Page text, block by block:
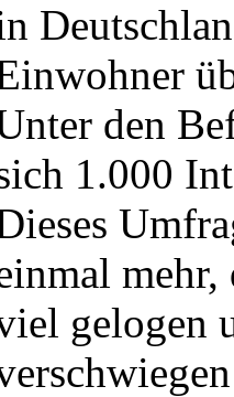
den
1.000
mehr,
gelogen